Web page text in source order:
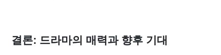
결론: 드라마의 매력과 향후 기대